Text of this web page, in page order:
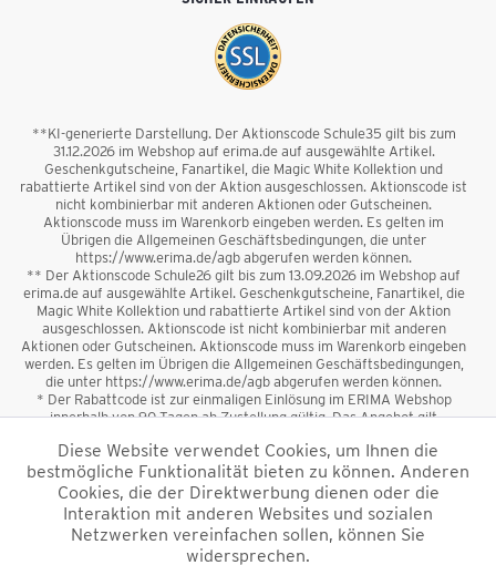
**KI-generierte Darstellung. Der Aktionscode Schule35 gilt bis zum
31.12.2026 im Webshop auf erima.de auf ausgewählte Artikel.
Geschenkgutscheine, Fanartikel, die Magic White Kollektion und
rabattierte Artikel sind von der Aktion ausgeschlossen. Aktionscode ist
nicht kombinierbar mit anderen Aktionen oder Gutscheinen.
Aktionscode muss im Warenkorb eingeben werden. Es gelten im
Übrigen die Allgemeinen Geschäftsbedingungen, die unter
https://www.erima.de/agb abgerufen werden können.
** Der Aktionscode Schule26 gilt bis zum 13.09.2026 im Webshop auf
erima.de auf ausgewählte Artikel. Geschenkgutscheine, Fanartikel, die
Magic White Kollektion und rabattierte Artikel sind von der Aktion
ausgeschlossen. Aktionscode ist nicht kombinierbar mit anderen
Aktionen oder Gutscheinen. Aktionscode muss im Warenkorb eingeben
werden. Es gelten im Übrigen die Allgemeinen Geschäftsbedingungen,
die unter https://www.erima.de/agb abgerufen werden können.
* Der Rabattcode ist zur einmaligen Einlösung im ERIMA Webshop
innerhalb von 90 Tagen ab Zustellung gültig. Das Angebot gilt
sowie Geschenkgutscheine sind vom Rabatt ausgeschlossen. Der
Rabattcode ist nicht mit anderen Aktionen oder Gutscheinen
kombinierbar. Der Mindestbestellwert beträgt 50 €
*Alle Preise verstehen sich inkl. Mehrwertsteuer und zzgl.
und ggf. Nachnahmegebühren, wenn nicht anders
Diese Website verwendet Cookies, um Ihnen die
bestmögliche Funktionalität bieten zu können. Anderen
Cookies, die der Direktwerbung dienen oder die
Interaktion mit anderen Websites und sozialen
Netzwerken vereinfachen sollen, können Sie
widersprechen.